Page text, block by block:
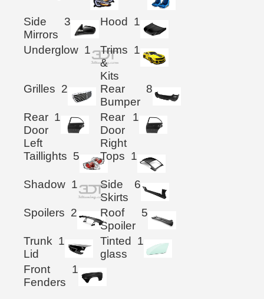
Side
Mirrors
3 Hood 1
Underglow 1
Trims
&
Kits
1
Grilles 2
Rear
Bumper
8
Rear
Door
Left
1
Rear
Door
Right
1
Taillights 5 Tops 1
Shadow 1
Side
Skirts
6
Spoilers 2
Roof
Spoiler
5
Trunk
Lid
1
Tinted
glass
1
Front
Fenders
1